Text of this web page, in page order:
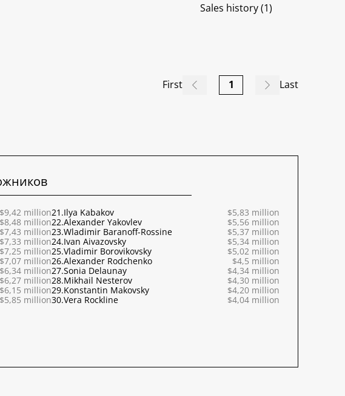
Sales history (1)
First 1 Last
$9,42 million
$8,48 million
$7,43 million
$7,33 million
$7,25 million
$7,07 million
$6,34 million
$6,27 million
$6,15 million
$5,85 million
21.Ilya Kabakov
$5,83 million
22.Alexander Yakovlev
$5,56 million
23.Wladimir Baranoff-Rossine
$5,37 million
24.Ivan Aivazovsky
$5,34 million
25.Vladimir Borovikovsky
$5,02 million
26.Alexander Rodchenko
$4,5 million
27.Sonia Delaunay
$4,34 million
28.Mikhail Nesterov
$4,30 million
29.Konstantin Makovsky
$4,20 million
30.Vera Rockline $4,04 million